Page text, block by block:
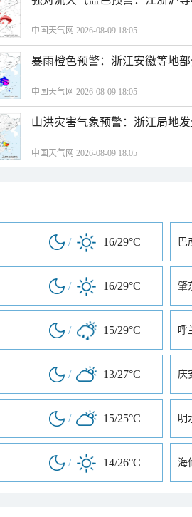
中国天气网 2026-08-09 18:05
暴雨橙色预警：浙江安徽等地
中国天气网 2026-08-09 18:05
山洪灾害气象预警：浙江局地
中国天气网 2026-08-09 18:05
/ 16/29°C 巴
/ 16/29°C 肇
/ 15/29°C 呼
/ 13/27°C 庆
/ 15/25°C 明
/ 14/26°C 海